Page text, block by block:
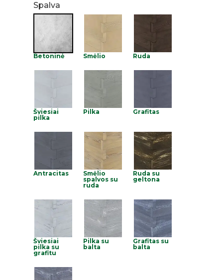
Spalva
Betoninė Smėlio Ruda
Šviesiai
pilka
Pilka Grafitas
Antracitas
Smėlio
spalvos su
ruda
Ruda su
geltona
Šviesiai
pilka su
grafitu
Pilka su
balta
Grafitas su
balta